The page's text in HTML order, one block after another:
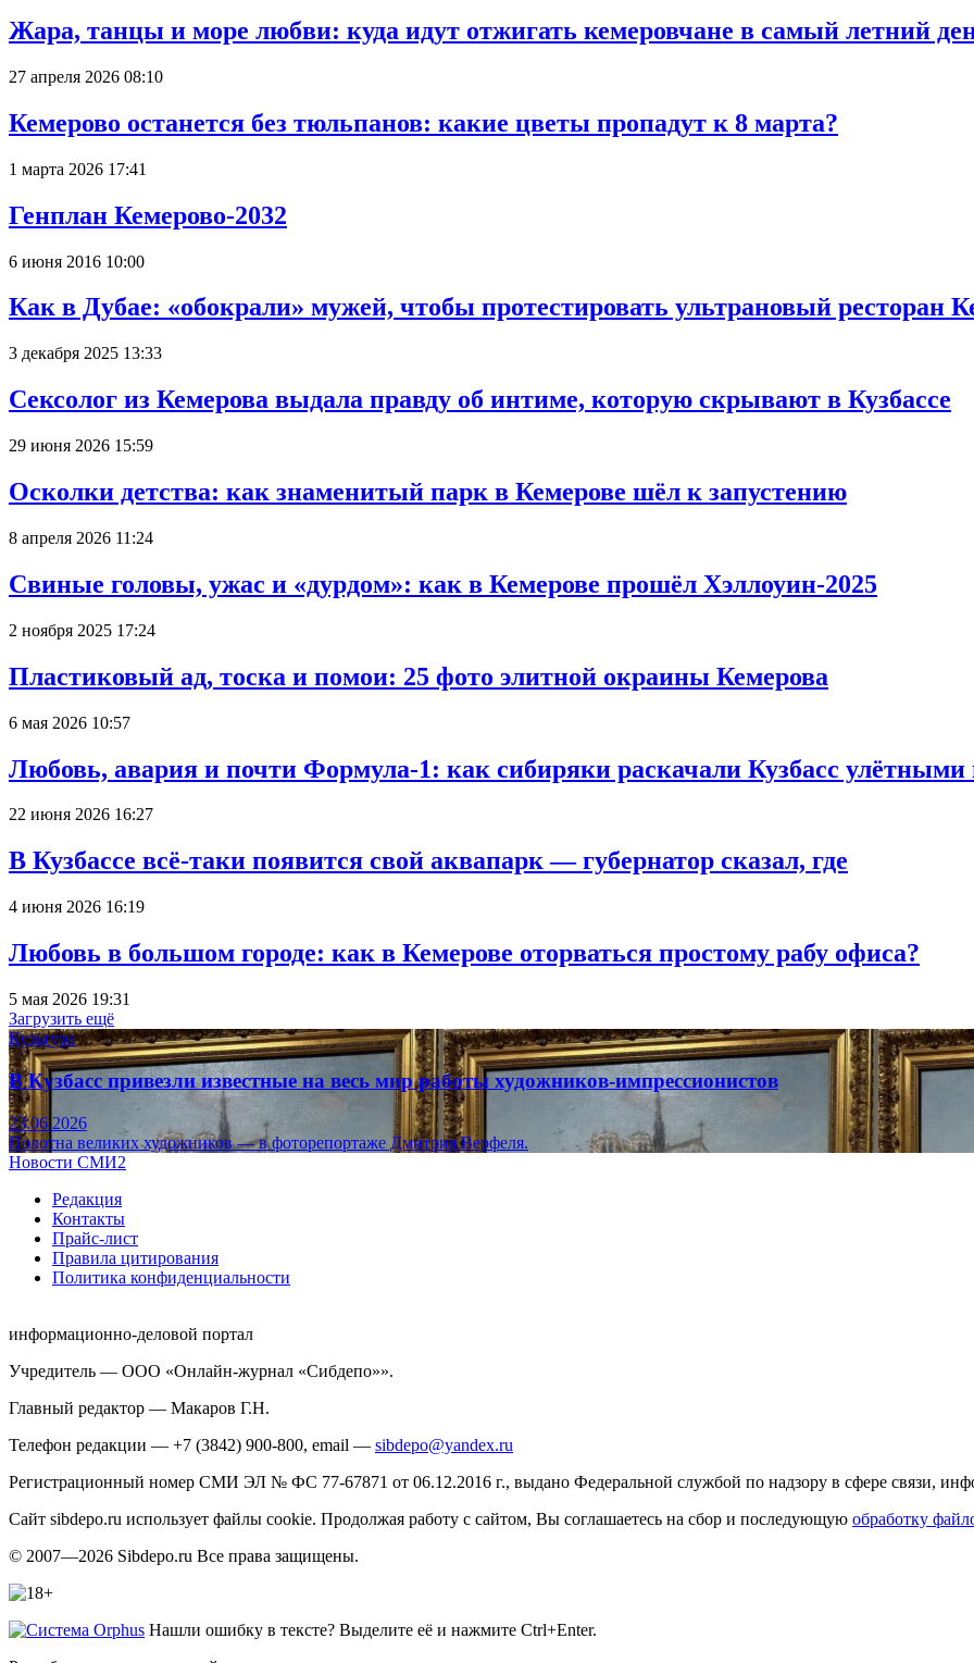
Жара, танцы и море любви: куда идут отжигать кемеровчане в самый летний
27 апреля 2026 08:10
Кемерово останется без тюльпанов: какие цветы пропадут к 8 марта?
1 марта 2026 17:41
Генплан Кемерово-2032
6 июня 2016 10:00
Как в Дубае: «обокрали» мужей, чтобы протестировать ультрановый ресторан
3 декабря 2025 13:33
Сексолог из Кемерова выдала правду об интиме, которую скрывают в Кузбассе
29 июня 2026 15:59
Осколки детства: как знаменитый парк в Кемерове шёл к запустению
8 апреля 2026 11:24
Свиные головы, ужас и «дурдом»: как в Кемерове прошёл Хэллоуин-2025
2 ноября 2025 17:24
Пластиковый ад, тоска и помои: 25 фото элитной окраины Кемерова
6 мая 2026 10:57
Любовь, авария и почти Формула-1: как сибиряки раскачали Кузбасс улётными
22 июня 2026 16:27
В Кузбассе всё-таки появится свой аквапарк — губернатор сказал, где
4 июня 2026 16:19
Любовь в большом городе: как в Кемерове оторваться простому рабу офиса?
5 мая 2026 19:31
Загрузить ещё
Культура
В Кузбасс привезли известные на весь мир работы художников-импрессионистов
23.06.2026
Полотна великих художников — в фоторепортаже Дмитрия Верфеля.
Новости СМИ2
Редакция
Контакты
Прайс-лист
Правила цитирования
Политика конфиденциальности
информационно-деловой портал
Учредитель — ООО «Онлайн-журнал «Сибдепо»».
Главный редактор — Макаров Г.Н.
Телефон редакции — +7 (3842) 900-800, email — sibdepo@yandex.ru
Регистрационный номер СМИ ЭЛ № ФС 77-67871 от 06.12.2016 г., выдано Федеральной службой по надзору в сфере связи,
Сайт sibdepo.ru использует файлы cookie. Продолжая работу с сайтом, Вы соглашаетесь на сбор и последующую обработку
© 2007—2026 Sibdepo.ru Все права защищены.
Нашли ошибку в тексте? Выделите её и нажмите Ctrl+Enter.